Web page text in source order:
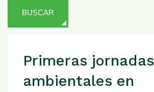
BUSCAR
Primeras jornadas
ambientales en